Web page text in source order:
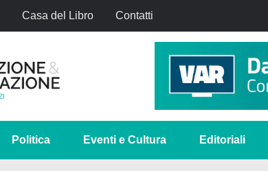
Casa del Libro Contatti
Politica Eventi e Cultura Editoriali